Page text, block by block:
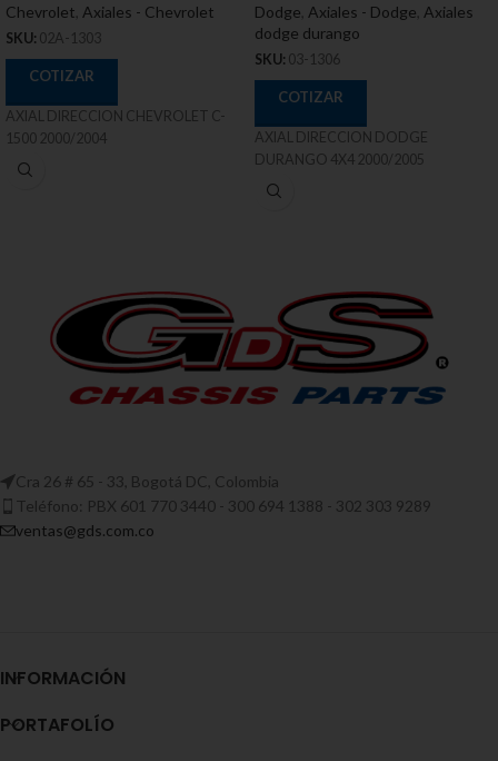
Chevrolet Axiales - Chevrolet
SKU: 02A-1303
COTIZAR
AXIAL DIRECCION CHEVROLET C-
1500 2000/2004
Dodge Axiales - Dodge Axiales
dodge durango
SKU: 03-1306
COTIZAR
AXIAL DIRECCION DODGE
DURANGO 4X4 2000/2005
Cra 26 # 65 - 33, Bogotá DC, Colombia
Teléfono: PBX 601 770 3440 - 300 694 1388 - 302 303 9289
ventas@gds.com.co
INFORMACIÓN
PORTAFOLÍO